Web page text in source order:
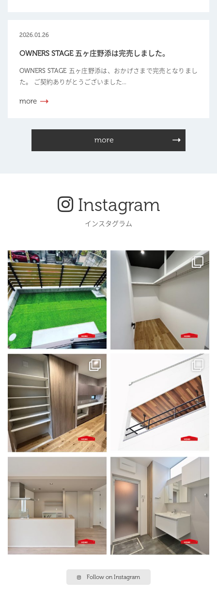
2026.01.26
OWNERS STAGE 五ヶ庄野添は完売しました。
OWNERS STAGE 五ヶ庄野添は、おかげさまで完売となりまし
た。 ご契約ありがとうございました...
more
more
Instagram
インスタグラム
Follow on Instagram